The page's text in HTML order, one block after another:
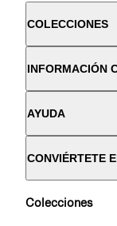
COLECCIONES
INFORMACIÓN
AYUDA
CONVIÉRTETE
Colecciones